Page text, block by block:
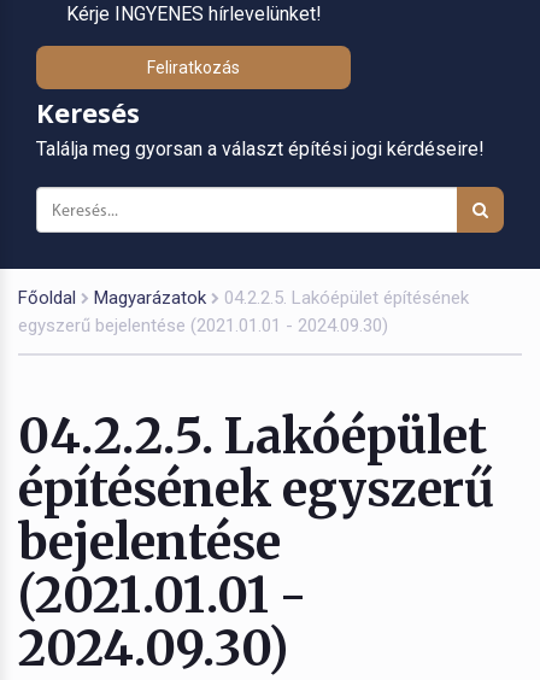
Kérje INGYENES hírlevelünket!
Feliratkozás
Keresés
Találja meg gyorsan a választ építési jogi kérdéseire!
Főoldal Magyarázatok
04.2.2.5. Lakóépület építésének
egyszerű bejelentése (2021.01.01 - 2024.09.30)
04.2.2.5. Lakóépület
építésének egyszerű
bejelentése
(2021.01.01 -
2024.09.30)